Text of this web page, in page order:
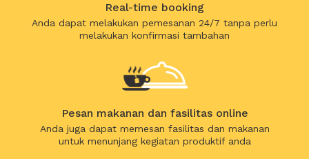
Real-time booking
Anda dapat melakukan pemesanan 24/7 tanpa perlu
melakukan konfirmasi tambahan
Pesan makanan dan fasilitas online
Anda juga dapat memesan fasilitas dan makanan
untuk menunjang kegiatan produktif anda